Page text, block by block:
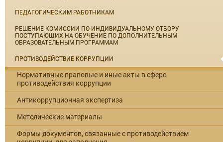
ПЕДАГОГИЧЕСКИМ РАБОТНИКАМ
РЕШЕНИЕ КОМИССИИ ПО ИНДИВИДУАЛЬНОМУ ОТБОРУ
ПОСТУПАЮЩИХ НА ОБУЧЕНИЕ ПО ДОПОЛНИТЕЛЬНЫМ
ОБРАЗОВАТЕЛЬНЫМ ПРОГРАММАМ
ПРОТИВОДЕЙСТВИЕ КОРРУПЦИИ
Нормативные правовые и иные акты в сфере
противодействия коррупции
Антикоррупционная экспертиза
Методические материалы
Формы документов, связанные с противодействием